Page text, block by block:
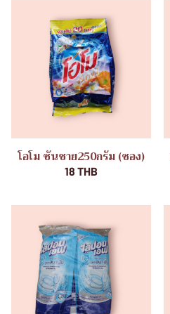
โอโม ซันชาย250กรัม (ซอง)
18 THB